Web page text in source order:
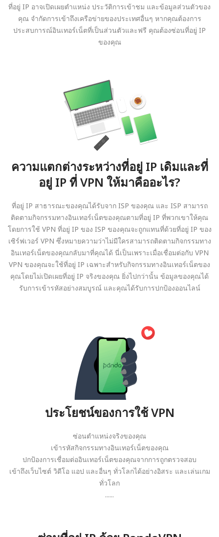
ที่อยู่ IP อาจเปิดเผยตำแหน่ง ประวัติการเข้าชม และข้อมูลส่วนตัวของ
คุณ จำกัดการเข้าถึงเครือข่ายของประเทศอื่นๆ หากคุณต้องการ
ประสบการณ์อินเทอร์เน็ตที่เป็นส่วนตัวและฟรี คุณต้องซ่อนที่อยู่ IP
ของคุณ
ความแตกต่างระหว่างที่อยู่ IP เดิมและที่
อยู่ IP ที่ VPN ให้มาคืออะไร?
ที่อยู่ IP สาธารณะของคุณได้รับจาก ISP ของคุณ และ ISP สามารถ
ติดตามกิจกรรมทางอินเทอร์เน็ตของคุณตามที่อยู่ IP ที่พวกเขาให้คุณ
โดยการใช้ VPN ที่อยู่ IP ของ ISP ของคุณจะถูกแทนที่ด้วยที่อยู่ IP ของ
เซิร์ฟเวอร์ VPN ซึ่งหมายความว่าไม่มีใครสามารถติดตามกิจกรรมทาง
อินเทอร์เน็ตของคุณกลับมาที่คุณได้ นี่เป็นเพราะเมื่อเชื่อมต่อกับ VPN
VPN ของคุณจะใช้ที่อยู่ IP เฉพาะสำหรับกิจกรรมทางอินเทอร์เน็ตของ
คุณโดยไม่เปิดเผยที่อยู่ IP จริงของคุณ ยิ่งไปกว่านั้น ข้อมูลของคุณได้
รับการเข้ารหัสอย่างสมบูรณ์ และคุณได้รับการปกป้องออนไลน์
ประโยชน์ของการใช้ VPN
ซ่อนตำแหน่งจริงของคุณ
เข้ารหัสกิจกรรมทางอินเทอร์เน็ตของคุณ
ปกป้องการเชื่อมต่ออินเทอร์เน็ตของคุณจากการถูกตรวจสอบ
เข้าถึงเว็บไซต์ วิดีโอ แอป และอื่นๆ ทั่วโลกได้อย่างอิสระ และเล่นเกม
ทั่วโลก
......